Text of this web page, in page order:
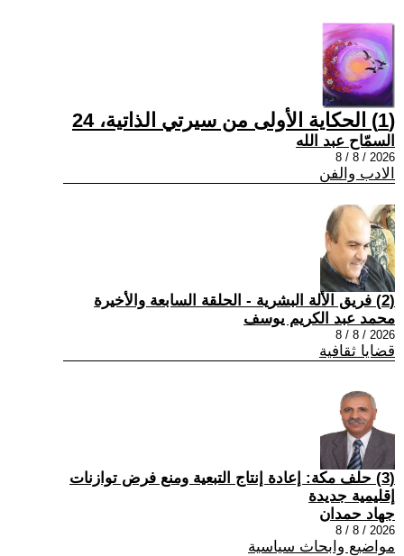
(1) الحكاية الأولى من سيرتي الذاتية، 24
السمّاح عبد الله
2026 / 8 / 8
الادب والفن
(2) فريق الألة البشرية - الحلقة السابعة والأخيرة
محمد عبد الكريم يوسف
2026 / 8 / 8
قضايا ثقافية
(3) حلف مكة: إعادة إنتاج التبعية ومنع فرض توازنات
إقليمية جديدة
جهاد حمدان
2026 / 8 / 8
مواضيع وابحاث سياسية